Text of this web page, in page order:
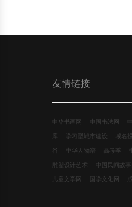
友情链接
中华书画网 中国书法网
学习型城市建设 域名
谷 中华人物谱 高考季
雕塑设计艺术 中国民间故事
儿童文学网 国学文化网